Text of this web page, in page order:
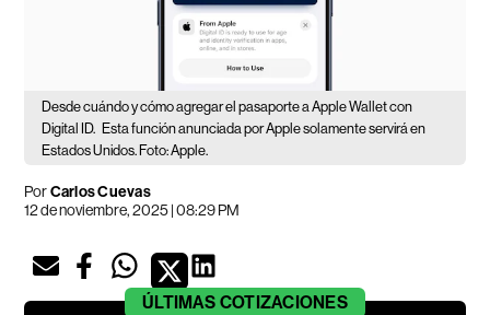
Desde cuándo y cómo agregar el pasaporte a Apple Wallet con
Digital ID. Esta función anunciada por Apple solamente servirá en
Estados Unidos. Foto: Apple.
PorCarlos Cuevas
12 de noviembre, 2025 | 08:29 PM
ÚLTIMAS COTIZACIONES